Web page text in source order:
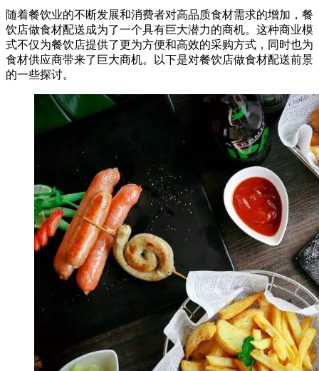
随着餐饮业的不断发展和消费者对高品质食材需求的增加，餐
饮店做食材配送成为了一个具有巨大潜力的商机。这种商业模
式不仅为餐饮店提供了更为方便和高效的采购方式，同时也为
食材供应商带来了巨大商机。以下是对餐饮店做食材配送前景
的一些探讨。